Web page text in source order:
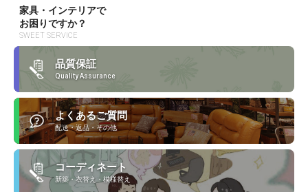
家具・インテリアで
お困りですか？
SWEET SERVICE
品質保証
Quality Assurance
よくあるご質問
配送・返品・その他
コーディネート
新築・衣替え・模様替え